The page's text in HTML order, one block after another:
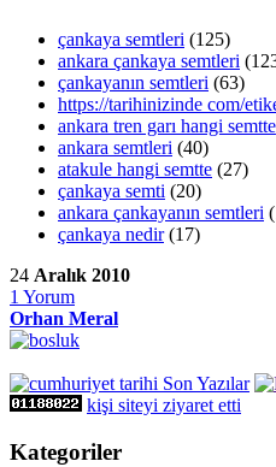
çankaya semtleri (125)
ankara çankaya semtleri
çankayanın semtleri (63)
https://tarihinizinde com/
ankara tren garı hangi semtte
ankara semtleri (40)
atakule hangi semtte (27)
çankaya semti (20)
ankara çankayanın semtleri
çankaya nedir(17)
24 Aralık 2010
1 Yorum
Orhan Meral
kişi siteyi ziyaret etti
Kategoriler